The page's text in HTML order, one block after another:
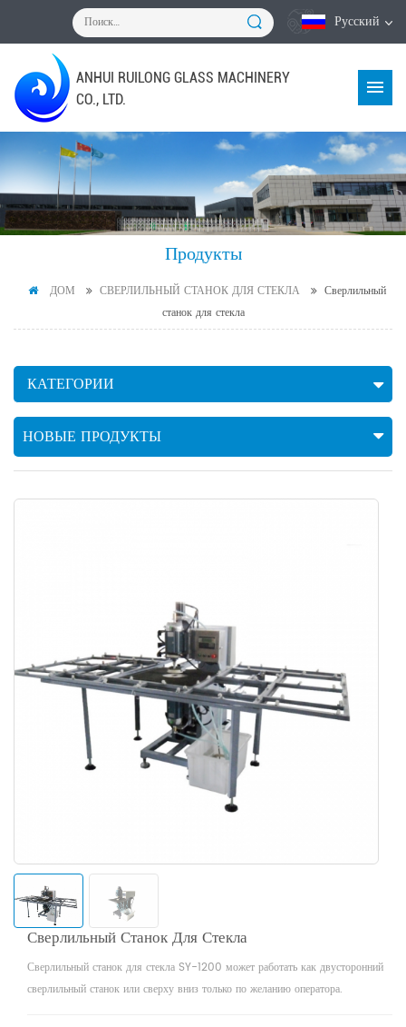
Русский
ANHUI RUILONG GLASS MACHINERY
CO., LTD.
Продукты
ДОМ СВЕРЛИЛЬНЫЙ СТАНОК ДЛЯ СТЕКЛА
Сверлильный
станок для стекла
КАТЕГОРИИ
НОВЫЕ ПРОДУКТЫ
Сверлильный Станок Для Стекла
Сверлильный станок для стекла SY-1200 может работать как двусторонний
сверлильный станок или сверху вниз только по желанию оператора.